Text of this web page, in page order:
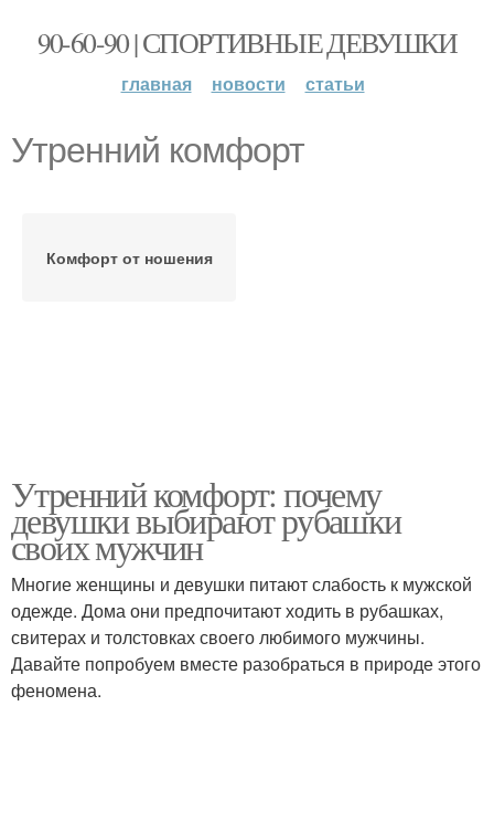
90-60-90 | СПОРТИВНЫЕ ДЕВУШКИ
главная новости статьи
Утренний комфорт
Комфорт от ношения
Утренний комфорт: почему
девушки выбирают рубашки
своих мужчин
Многие женщины и девушки питают слабость к мужской
одежде. Дома они предпочитают ходить в рубашках,
свитерах и толстовках своего любимого мужчины.
Давайте попробуем вместе разобраться в природе этого
феномена.